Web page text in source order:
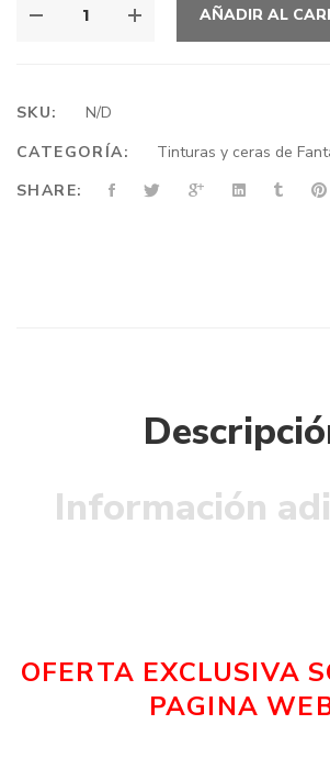
AÑADIR AL
SKU:
N/D
CATEGORÍA:
Tinturas y ceras de
SHARE:
Información
OFERTA EXCLUSIVA
PAGINA